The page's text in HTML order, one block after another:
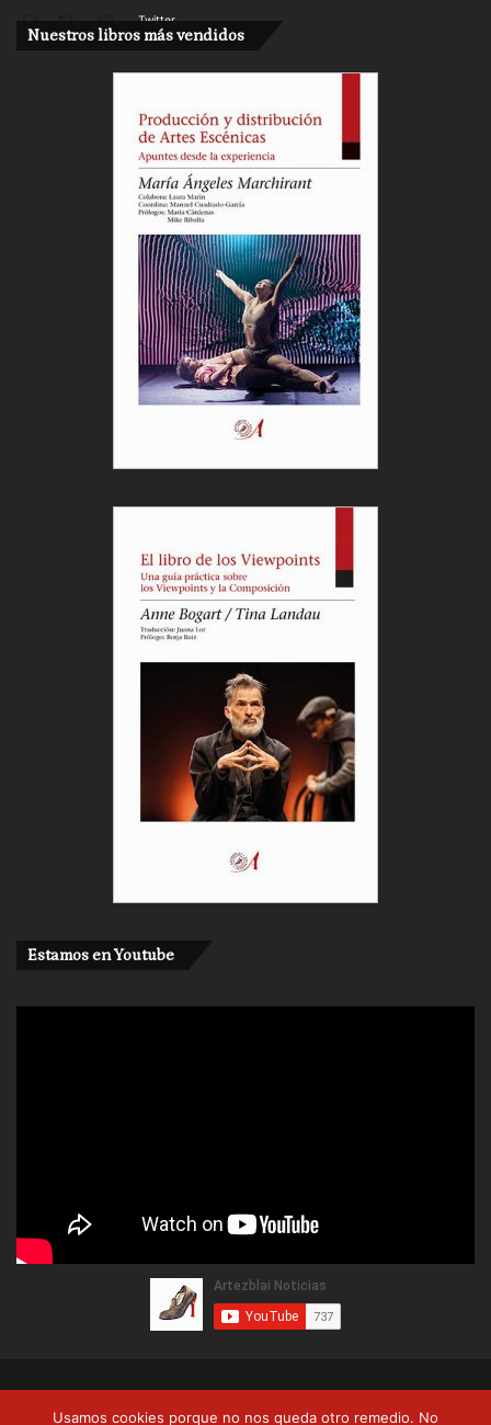
Twitter
Cargar más
Nuestros libros más vendidos
Estamos en Youtube
Usamos cookies porque no nos queda otro remedio. No